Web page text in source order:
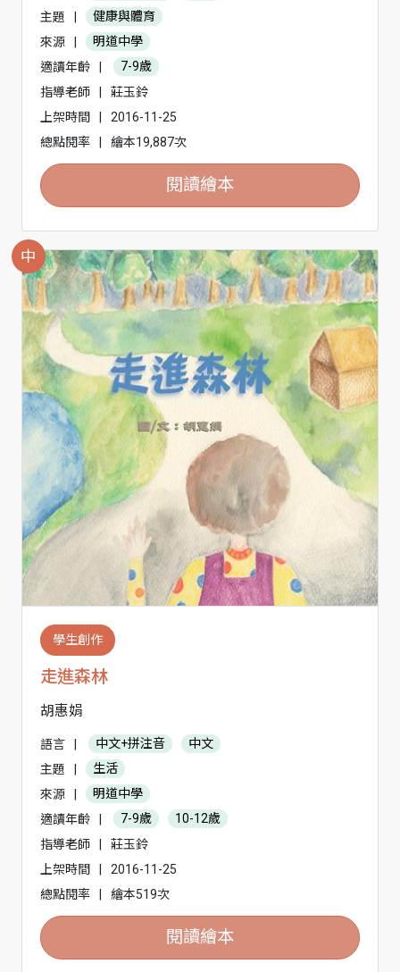
主題
|
健康與體育
來源
|
明道中學
適讀年齡
|
7-9歲
指導老師
|
莊玉鈴
上架時間
|
2016-11-25
總點閱率
| 繪本19,887次
閱讀繪本
中
學生創作
走進森林
胡惠娟
語言 中文+拼注音
中文
主題
生活
來源
明道中學
適讀年齡
7-9歲
10-12歲
指導老師
莊玉鈴
上架時間
2016-11-25
總點閱率
繪本519次
閱讀繪本